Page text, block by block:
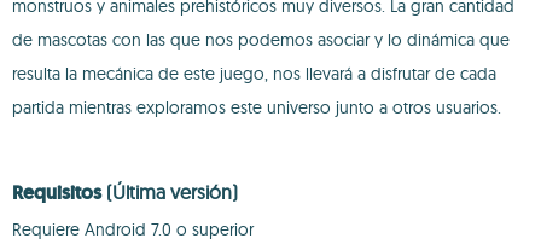
monstruos y animales prehistóricos muy diversos. La gran cantidad
de mascotas con las que nos podemos asociar y lo dinámica que
resulta la mecánica de este juego, nos llevará a disfrutar de cada
partida mientras exploramos este universo junto a otros usuarios.
Requisitos (Última versión)
Requiere Android 7.0 o superior